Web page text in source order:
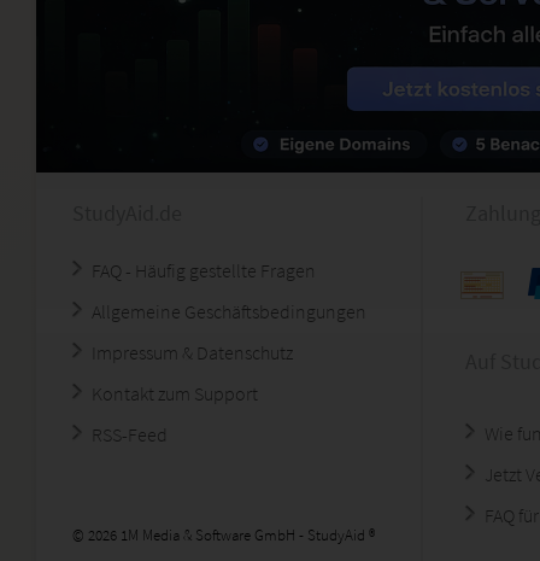
FAQ - Häufig gestellte Fragen
Allgemeine Geschäftsbedingungen
Impressum & Datenschutz
Kontakt zum Support
RSS-Feed
© 2026 1M Media & Software GmbH - StudyAid ®
Wie
Jetzt
FAQ